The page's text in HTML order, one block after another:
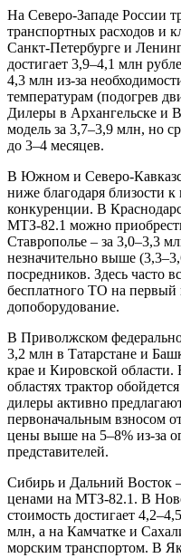
На Северо-Западе России
транспортных расходов и
Санкт-Петербурге и
достигает 3,9–4,1 млн
4,3 млн из-за
температурам (подогрев
Дилеры в Архангельске и
модель за 3,7–3,9 млн, но
до 3–4 месяцев.
В Южном и Северо-
ниже благодаря близости
конкуренции. В
МТЗ-82.1 можно
Ставрополье – за 3,0–3,3
незначительно выше
посредников. Здесь часто
бесплатного ТО на первый
допоборудование.
В Приволжском
3,2 млн в Татарстане и
крае и Кировской
областях трактор
дилеры активно
первоначальным взносом
цены выше на 5–8% из-за
представителей.
Сибирь и Дальний Восток
ценами на МТЗ-82.1. В
стоимость достигает
млн, а на Камчатке и
морским транспортом. В